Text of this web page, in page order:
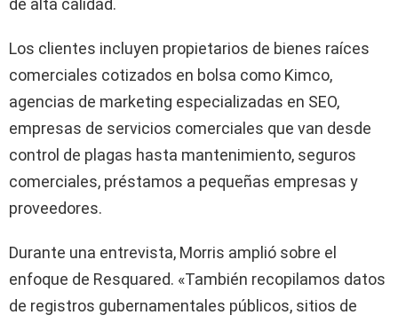
de alta calidad.
Los clientes incluyen propietarios de bienes raíces
comerciales cotizados en bolsa como Kimco,
agencias de marketing especializadas en SEO,
empresas de servicios comerciales que van desde
control de plagas hasta mantenimiento, seguros
comerciales, préstamos a pequeñas empresas y
proveedores.
Durante una entrevista, Morris amplió sobre el
enfoque de Resquared. «También recopilamos datos
de registros gubernamentales públicos, sitios de